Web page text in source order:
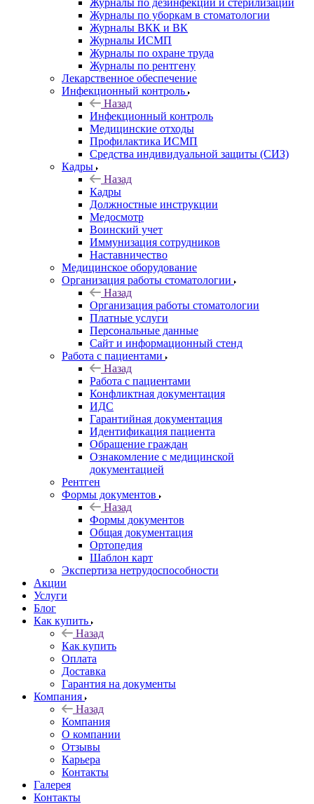
Журналы по дезинфекции и стерилизации
Журналы по уборкам в стоматологии
Журналы ВКК и ВК
Журналы ИСМП
Журналы по охране труда
Журналы по рентгену
Лекарственное обеспечение
Инфекционный контроль
Назад
Инфекционный контроль
Медицинские отходы
Профилактика ИСМП
Средства индивидуальной защиты (СИЗ)
Кадры
Назад
Кадры
Должностные инструкции
Медосмотр
Воинский учет
Иммунизация сотрудников
Наставничество
Медицинское оборудование
Организация работы стоматологии
Назад
Организация работы стоматологии
Платные услуги
Персональные данные
Сайт и информационный стенд
Работа с пациентами
Назад
Работа с пациентами
Конфликтная документация
ИДС
Гарантийная документация
Идентификация пациента
Обращение граждан
Ознакомление с медицинской
документацией
Рентген
Формы документов
Назад
Формы документов
Общая документация
Ортопедия
Шаблон карт
Экспертиза нетрудоспособности
Акции
Услуги
Блог
Как купить
Назад
Как купить
Оплата
Доставка
Гарантия на документы
Компания
Назад
Компания
О компании
Отзывы
Карьера
Контакты
Галерея
Контакты